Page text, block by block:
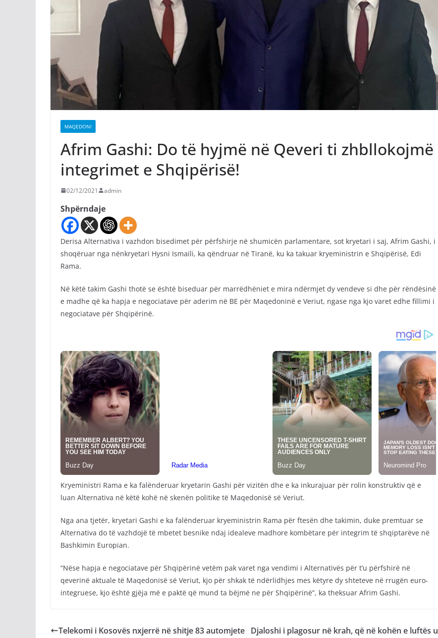
MAQEDONI
Afrim Gashi: Do të hyjmë në Qeveri ti zhbllokojmë
integrimet e Shqipërisë!
02/12/2021 admin
Shpërndaje
Derisa Alternativa i vazhdon bisedimet për përfshirje në shumicën parlamentare, sot kryetari i saj, Afrim Gashi, i
shoqëruar nga nënkryetari Hysni Ismaili, ka qëndruar në Tiranë, ku ka takuar kryeministrin e Shqipërisë, Edi
Rama.
Në këtë takim Gashi thotë se është biseduar për marrëdhëniet e mira ndërmjet dy vendeve si dhe për rëndësinë
e madhe që ka hapja e negociatave për aderim në BE për Maqedoninë e Veriut, ngase nga kjo varet edhe fillimi i
negociatave për Shqipërinë.
Kryeministri Rama e ka falënderuar kryetarin Gashi për vizitën dhe e ka inkurajuar për rolin konstruktiv që e
luan Alternativa në këtë kohë në skenën politike të Maqedonisë së Veriut.
Nga ana tjetër, kryetari Gashi e ka falënderuar kryeministrin Rama për ftesën dhe takimin, duke premtuar se
Alternativa do të vazhdojë të mbetet besnike ndaj idealeve madhore kombëtare për integrim të shqiptarëve në
Bashkimin Europian.
“Nëse hapja e negociatave për Shqipërinë vetëm pak varet nga vendimi i Alternativës për t’u përfshirë në
qeverinë aktuale të Maqedonisë së Veriut, kjo për shkak të ndërlidhjes mes këtyre dy shteteve në rrugën euro-
integruese, kjo është gjëja më e paktë që mund ta bëjmë ne për Shqipërinë”, ka theksuar Afrim Gashi.
Telekomi i Kosovës nxjerrë në shitje 83 automjete Djaloshi i plagosur në krah, që në kohën e luftës u